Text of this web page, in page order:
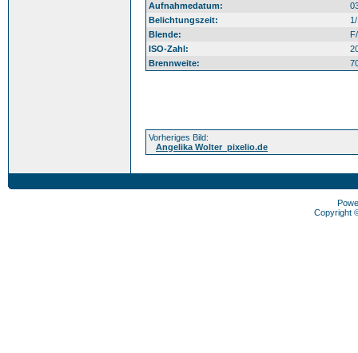
Aufnahmedatum:
Belichtungszeit:
Blende:
ISO-Zahl:
Brennweite:
Vorheriges Bild:
Angelika Wolter_pixelio.de
Copyright